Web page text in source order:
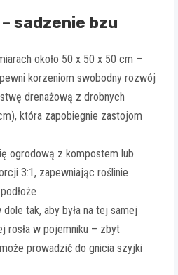
sadzenie bzu
około 50 x 50 x 50 cm –
korzeniom swobodny rozwój
drenażową z drobnych
która zapobiegnie zastojom
ogrodową z kompostem lub
3:1, zapewniając roślinie
tak, aby była na tej samej
rosła w pojemniku – zbyt
prowadzić do gnicia szyjki